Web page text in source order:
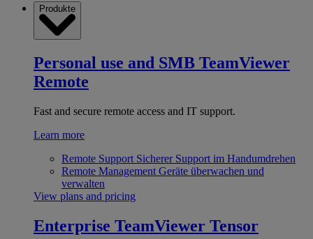
Produkte
Personal use and SMB TeamViewer
Remote
Fast and secure remote access and IT support.
Learn more
Remote Support Sicherer Support im Handumdrehen
Remote Management Geräte überwachen und
verwalten
View plans and pricing
Enterprise TeamViewer Tensor